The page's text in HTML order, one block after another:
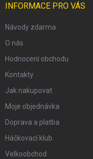
INFORMACE PRO VÁS
Návody zdarma
O nás
Hodnocení obchodu
Kontakty
Jak nakupovat
Moje objednávka
Doprava a platba
Háčkovací klub
Velkoobchod